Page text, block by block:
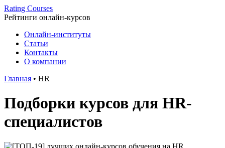
Rating Courses
Рейтинги онлайн-курсов
Онлайн-институты
Статьи
Контакты
О компании
Главная • HR
Подборки курсов для HR-
специалистов